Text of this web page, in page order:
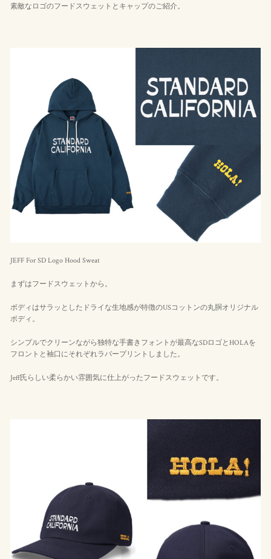
素敵なロゴのフードスウェットとキャップのご紹介。
JEFF For SD Logo Hood Sweat
まずはフードスウェットから。
ボディはサラッとしたドライな生地感が特徴のUSコットンの丸胴オリジナル
ボディ。
シンプルでクリーンながら独特な手書きフォントが最高なSDロゴとHOLAを
フロントと袖口にそれぞれラバープリントしました。
Jeff氏らしい柔らかい雰囲気に仕上がったフードスウェットです。